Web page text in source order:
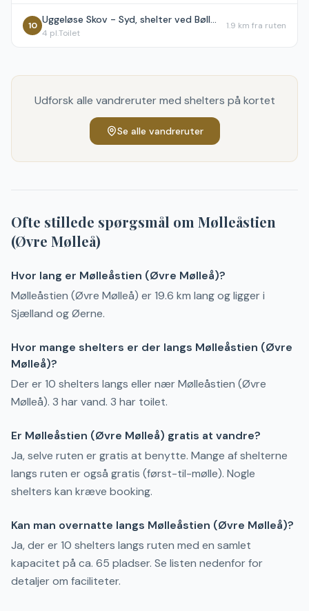
10 Uggeløse Skov - Syd, shelter ved Bøllemosen
4 pl.Toilet
1.9 km fra ruten
Udforsk alle vandreruter med shelters på kortet
Se alle vandreruter
Ofte stillede spørgsmål om Mølleåstien
(Øvre Mølleå)
Hvor lang er Mølleåstien (Øvre Mølleå)?
Mølleåstien (Øvre Mølleå) er 19.6 km lang og ligger i
Sjælland og Øerne.
Hvor mange shelters er der langs Mølleåstien (Øvre
Mølleå)?
Der er 10 shelters langs eller nær Mølleåstien (Øvre
Mølleå). 3 har vand. 3 har toilet.
Er Mølleåstien (Øvre Mølleå) gratis at vandre?
Ja, selve ruten er gratis at benytte. Mange af shelterne
langs ruten er også gratis (først-til-mølle). Nogle
shelters kan kræve booking.
Kan man overnatte langs Mølleåstien (Øvre Mølleå)?
Ja, der er 10 shelters langs ruten med en samlet
kapacitet på ca. 65 pladser. Se listen nedenfor for
detaljer om faciliteter.